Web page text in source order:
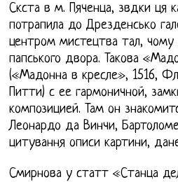
Скста в м. Пяченца, звдки ця
потрапила до Дрезденсько
центром мистецтва тал, чому
папського двора. Такова
(«Мадонна в кресле», 1516,
Питти) с ее гармоничной,
композицией. Там он
Леонардо да Винчи,
цитування описи картини,
Смирнова у статт «Станца